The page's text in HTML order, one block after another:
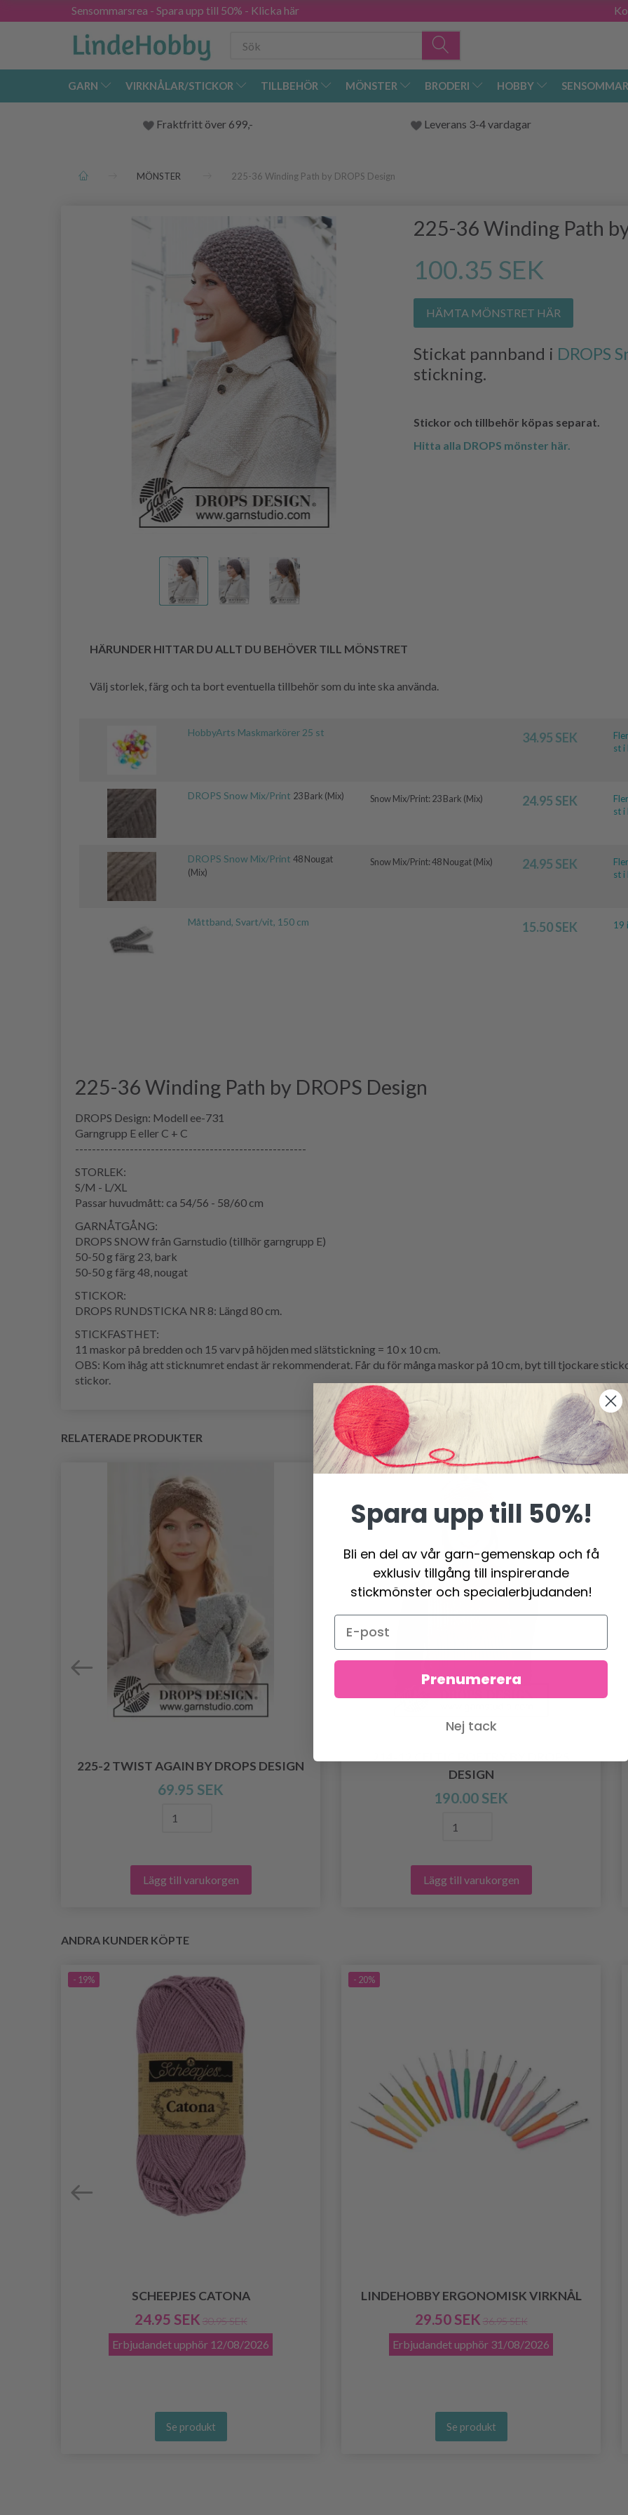
Sensommarsrea - Spara upp till 50% - Klicka här
GARN VIRKNÅLAR/STICKOR TILLBEHÖR MÖNSTER BRODERI HOBBY
Fraktfritt över 699,- Leverans 3-4 vardagar
MÖNSTER 225-36 Winding Path by DROPS Design
225-36 Winding Path
100.35 SEK
HÄMTA MÖNSTRET HÄR
Stickat pannband i DROPS
stickning.
Stickor och tillbehör köpas separat.
Hitta alla DROPS mönster här.
HÄRUNDER HITTAR DU ALLT DU BEHÖVER TILL MÖNSTRET
Välj storlek, färg och ta bort eventuella tillbehör som du inte ska använda.
HobbyArts Maskmarkörer 25 st 34.95 SEK
st i
DROPS Snow Mix/Print 23 Bark (Mix) Snow Mix/Print: 23 Bark (Mix) 24.95 SEK
st i
DROPS Snow Mix/Print48 Nougat
(Mix)
Snow Mix/Print:48 Nougat (Mix) 24.95 SEK
st i
Måttband, Svart/vit, 150 cm 15.50 SEK 19
225-36 Winding Path by DROPS Design
DROPS Design: Modell ee-731
Garngrupp E eller C + C
-------------------------------------------------------
STORLEK:
S/M - L/XL
Passar huvudmått: ca 54/56 - 58/60 cm
GARNÅTGÅNG:
DROPS SNOW från Garnstudio (tillhör garngrupp E)
50-50 g färg 23, bark
50-50 g färg 48, nougat
STICKOR:
DROPS RUNDSTICKA NR 8: Längd 80 cm.
STICKFASTHET:
11 maskor på bredden och 15 varv på höjden med slätstickning = 10 x 10 cm.
OBS: Kom ihåg att sticknumret endast är rekommenderat. Får du för många maskor på 10 cm, byt till tjockare
stickor.
RELATERADE PRODUKTER
225-2 TWIST AGAIN BY DROPS DESIGN
69.95 SEK
Lägg till varukorgen
DESIGN
190.00 SEK
Lägg till varukorgen
ANDRA KUNDER KÖPTE
- 19%
SCHEEPJES CATONA
24.95 SEK 30.95 SEK
Erbjudandet upphör 12/08/2026
Se produkt
- 20%
LINDEHOBBY ERGONOMISK VIRKNÅL
29.50 SEK 36.95 SEK
Erbjudandet upphör 31/08/2026
Se produkt
Spara upp till 50%!
Bli en del av vår garn-gemenskap och få
exklusiv tillgång till inspirerande
stickmönster och specialerbjudanden!
Prenumerera
Nej tack